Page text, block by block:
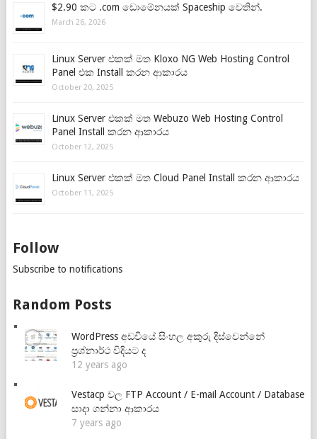
$2.90 කට .com ඩොමේනයක් Spaceship වෙතින්.
March 26, 2026
Linux Server එකක් මත Kloxo NG Web Hosting Control
Panel එක Install කරන ආකාරය
October 20, 2025
Linux Server එකක් මත Webuzo Web Hosting Control
Panel Install කරන ආකාරය
October 12, 2025
Linux Server එකක් මත Cloud Panel Install කරන ආකාරය
October 11, 2025
Follow
Subscribe to notifications
Random Posts
WordPress අඩවියේ සිංහල අකුරු දිස්වෙන්නේ
ප්‍රශ්නාර්ථ විදියට ද
12 years ago
Vestacp වල FTP Account / E-mail Account / Database
සාදා ගන්නා ආකාරය
7 years ago